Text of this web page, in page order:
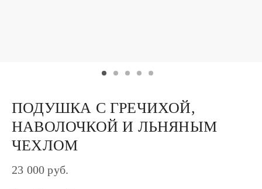
ПОДУШКА С ГРЕЧИХОЙ,
НАВОЛОЧКОЙ И ЛЬНЯНЫМ
ЧЕХЛОМ
23 000 руб.